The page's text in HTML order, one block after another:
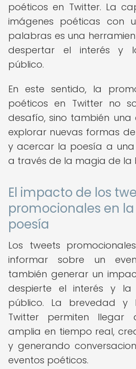
poéticos en Twitter. La
imágenes poéticas con
palabras es una
despertar el interés y
público.
En este sentido, la
poéticos en Twitter no
desafío, sino también
explorar nuevas formas
y acercar la poesía a una
a través de la magia de la
El impacto de los
promocionales en
poesía
Los tweets
informar sobre un
también generar un
despierte el interés y la
público. La brevedad y
Twitter permiten llegar
amplia en tiempo real,
y generando
eventos poéticos.